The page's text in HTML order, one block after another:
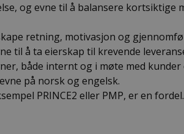
og evne til å balansere kortsiktige
retning, motivasjon og
til å ta eierskap til krevende
både internt og i møte med
på norsk og engelsk.
PRINCE2 eller PMP, er en fordel.